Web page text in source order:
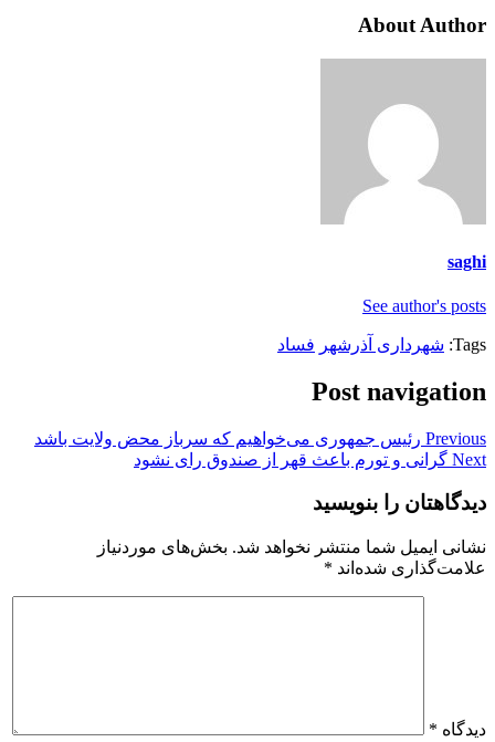
About Author
saghi
See author's posts
Tags: شهرداری آذرشهر فساد
Post navigation
Previous رئیس جمهوری می‌خواهیم که سرباز محض ولایت باشد
Next گرانی و تورم باعث قهر از صندوق رای نشود
دیدگاهتان را بنویسید
نشانی ایمیل شما منتشر نخواهد شد. بخش‌های موردنیاز
علامت‌گذاری شده‌اند *
دیدگاه *